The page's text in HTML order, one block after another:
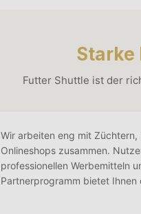
Starke
Futter Shuttle ist der
Wir arbeiten eng mit
Onlineshops zusammen.
professionellen Werbemitteln
Partnerprogramm bietet